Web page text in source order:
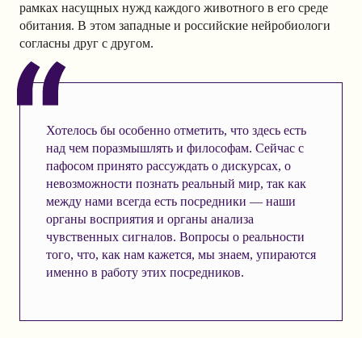
рамках насущных нужд каждого животного в его среде
обитания. В этом западные и российские нейробиологи
согласны друг с другом.
Хотелось бы особенно отметить, что здесь есть
над чем поразмышлять и философам. Сейчас с
пафосом принято рассуждать о дискурсах, о
невозможности познать реальный мир, так как
между нами всегда есть посредники — наши
органы восприятия и органы анализа
чувственных сигналов. Вопросы о реальности
того, что, как нам кажется, мы знаем, упираются
именно в работу этих посредников.